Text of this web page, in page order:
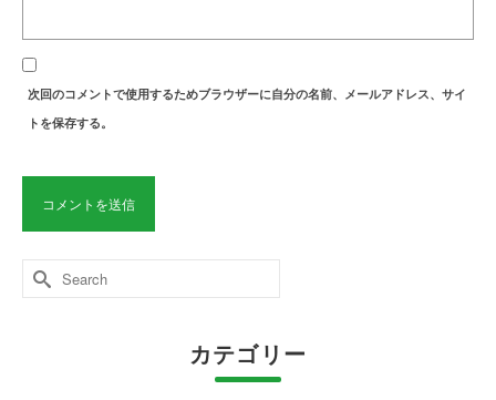
次回のコメントで使用するためブラウザーに自分の名前、メールアドレス、サイ
トを保存する。
Search
for:
カテゴリー